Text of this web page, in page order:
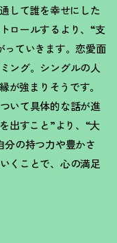
して誰を幸せにした
ロールするより、“支
っていきます。恋愛面
ング。シングルの人
が強まりそうです。
いて具体的な話が進
出すこと”より、 “大
分の持つ力や豊かさ
くことで、心の満足